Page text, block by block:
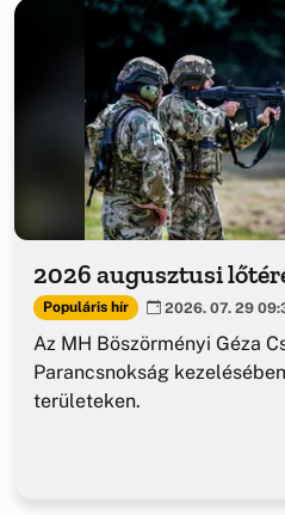
2026 augusztusi
Populáris hír 2026. 07. 29
Az MH Böszörményi Géza
Parancsnokság
területeken.